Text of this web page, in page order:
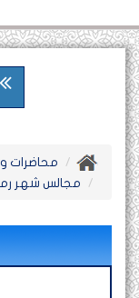
محاضرات
مجالس شهر رمضان